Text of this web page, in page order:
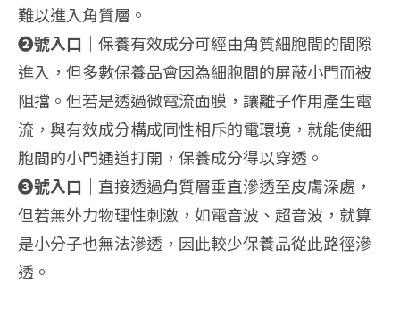
難以進入角質層。
❷號入口｜ 保養有效成分可經由角質細胞間的間隙
進入，但多數保養品會因為細胞間的屏蔽小門而被
阻擋。但若是透過微電流面膜，讓離子作用產生電
流，與有效成分構成同性相斥的電環境，就能使細
胞間的小門通道打開，保養成分得以穿透。
❸號入口｜ 直接透過角質層垂直滲透至皮膚深處，
但若無外力物理性刺激，如電音波、超音波，就算
是小分子也無法滲透，因此較少保養品從此路徑滲
透。